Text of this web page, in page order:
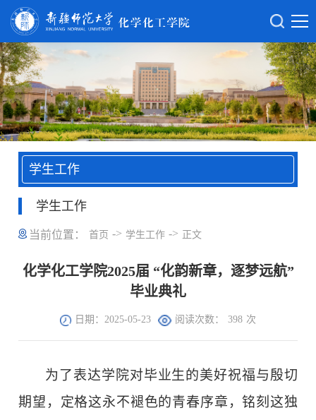
学生工作
学生工作
当前位置： 首页 -> 学生工作 -> 正文
化学化工学院2025届 “化韵新章，逐梦远航”
毕业典礼
日期：2025-05-23 阅读次数： 398 次
为了表达学院对毕业生的美好祝福与殷切
期望，定格这永不褪色的青春序章，铭刻这独